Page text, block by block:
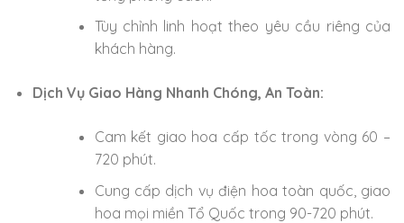
Tùy chỉnh linh hoạt theo yêu cầu riêng của
khách hàng.
Dịch Vụ Giao Hàng Nhanh Chóng, An Toàn:
Cam kết giao hoa cấp tốc trong vòng 60 –
720 phút.
Cung cấp dịch vụ điện hoa toàn quốc, giao
hoa mọi miền Tổ Quốc trong 90-720 phút.